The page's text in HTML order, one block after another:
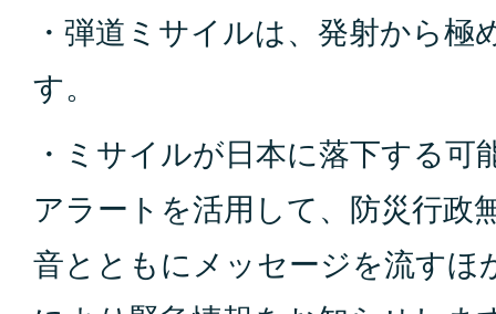
・弾道ミサイルは、発射から極
す。
・ミサイルが日本に落下する可
アラートを活用して、防災行政
音とともにメッセージを流すほ